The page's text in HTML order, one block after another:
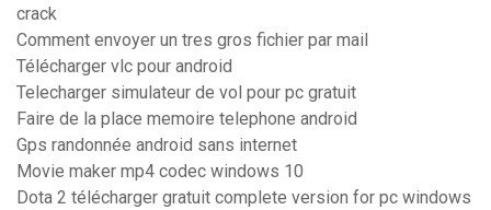
crack
Comment envoyer un tres gros fichier par mail
Télécharger vlc pour android
Telecharger simulateur de vol pour pc gratuit
Faire de la place memoire telephone android
Gps randonnée android sans internet
Movie maker mp4 codec windows 10
Dota 2 télécharger gratuit complete version for pc windows